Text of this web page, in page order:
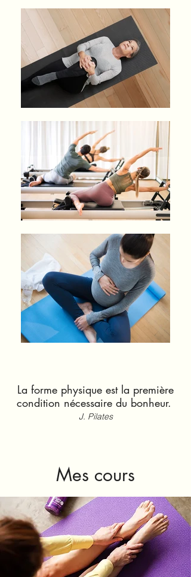
La forme physique est la première
condition nécessaire du bonheur.
J. Pilates
Mes cours